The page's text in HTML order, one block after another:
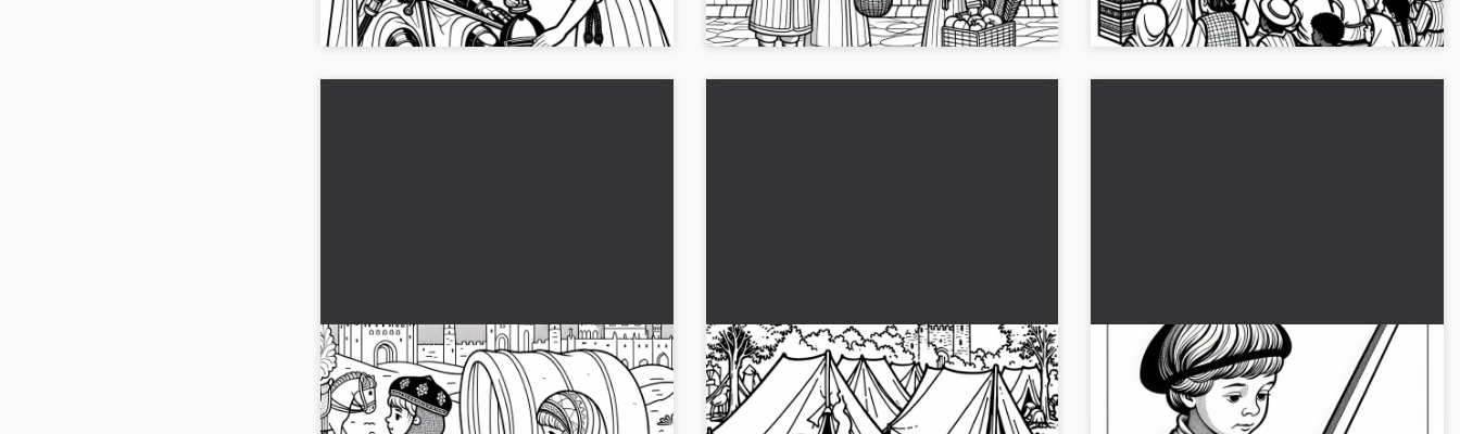
imprimir o colorear en ...
colorea en lín...
descárgalo ahora y co...
Dos niños juegan en un viaje con un
carrito de juguete - Plantilla para
colorear sobre las Cruzadas gratuita
Dos niños viven una travesía de cruzada con
Lugar de almacenamiento para
caballeros dibujo para colorear
Cruzadas gratis
La imagen para colorear gratuita muestra un
Niño lleva y juega con espada de
palo - Plantilla para colorear de las
Cruzadas gratis
Un niño lucha de manera juguetona con una